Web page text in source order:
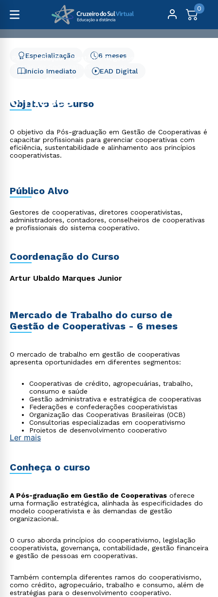
0
Pós-Graduação
Gestão e Negócios
Gestão de Cooperativas - 6 meses
6 meses
Início Imediato
6 meses
Especialização
EAD Digital
Objetivo do curso
O objetivo da Pós-graduação em Gestão de Cooperativas é
capacitar profissionais para gerenciar cooperativas com
eficiência, sustentabilidade e alinhamento aos princípios
cooperativistas.
Público Alvo
Gestores de cooperativas, diretores cooperativistas,
administradores, contadores, conselheiros de cooperativas
e profissionais do sistema cooperativo.
Coordenação do Curso
Artur Ubaldo Marques Junior
Mercado de Trabalho do curso de
Gestão de Cooperativas - 6 meses
O mercado de trabalho em gestão de cooperativas
apresenta oportunidades em diferentes segmentos:
Cooperativas de crédito, agropecuárias, trabalho,
consumo e saúde
Gestão administrativa e estratégica de cooperativas
Federações e confederações cooperativistas
Organização das Cooperativas Brasileiras (OCB)
Consultorias especializadas em cooperativismo
Projetos de desenvolvimento cooperativo
Ler mais
Conheça o curso
A Pós-graduação em Gestão de Cooperativas oferece
uma formação estratégica, alinhada às especificidades do
modelo cooperativista e às demandas de gestão
organizacional.
O curso aborda princípios do cooperativismo, legislação
cooperativista, governança, contabilidade, gestão financeira
e gestão de pessoas em cooperativas.
Também contempla diferentes ramos do cooperativismo,
como crédito, agropecuário, trabalho e consumo, além de
estratégias para o desenvolvimento cooperativo.